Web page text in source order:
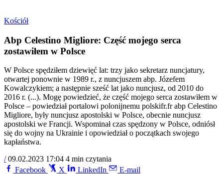
Kościół
Abp Celestino Migliore: Część mojego serca
zostawiłem w Polsce
W Polsce spędziłem dziewięć lat: trzy jako sekretarz nuncjatury,
otwartej ponownie w 1989 r., z nuncjuszem abp. Józefem
Kowalczykiem; a następnie sześć lat jako nuncjusz, od 2010 do
2016 r. (...). Mogę powiedzieć, że część mojego serca zostawiłem w
Polsce – powiedział portalowi polonijnemu polskifr.fr abp Celestino
Migliore, były nuncjusz apostolski w Polsce, obecnie nuncjusz
apostolski we Francji. Wspominał czas spędzony w Polsce, odniósł
się do wojny na Ukrainie i opowiedział o początkach swojego
kapłaństwa.
/ 09.02.2023 17:04 4 min czytania
Facebook
X LinkedIn E-mail